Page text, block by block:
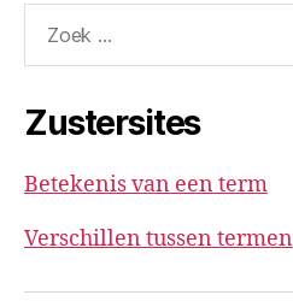
naar:
Zustersites
Betekenis van een term
Verschillen tussen termen